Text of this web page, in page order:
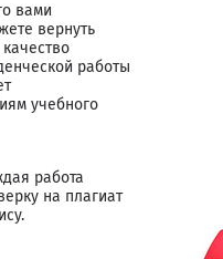
вами
вернуть
работы
учебного
работа
на плагиат